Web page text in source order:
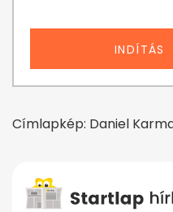
INDÍTÁS
Címlapkép: Daniel